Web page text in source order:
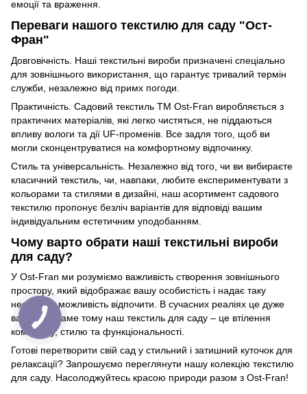
емоції та враження.
Переваги нашого текстилю для саду "Ост-
Фран"
Довговічність. Наші текстильні вироби призначені спеціально
для зовнішнього використання, що гарантує тривалий термін
служби, незалежно від примх погоди.
Практичність. Садовий текстиль ТМ Ost-Fran виробляється з
практичних матеріалів, які легко чистяться, не піддаються
впливу вологи та дії UF-променів. Все задля того, щоб ви
могли сконцентруватися на комфортному відпочинку.
Стиль та універсальність. Незалежно від того, чи ви вибираєте
класичний текстиль, чи, навпаки, любите експериментувати з
кольорами та стилями в дизайні, наш асортимент садового
текстилю пропонує безліч варіантів для відповіді вашим
індивідуальним естетичним уподобанням.
Чому варто обрати наші текстильні вироби
для саду?
У Ost-Fran ми розуміємо важливість створення зовнішнього
простору, який відображає вашу особистість і надає таку
необхідну можливість відпочити. В сучасних реаліях це дуже
важливо. Саме тому наш текстиль для саду – це втілення
комфорту, стилю та функціональності.
Готові перетворити свій сад у стильний і затишний куточок для
релаксації? Запрошуємо переглянути нашу колекцію текстилю
для саду. Насолоджуйтесь красою природи разом з Ost-Fran!